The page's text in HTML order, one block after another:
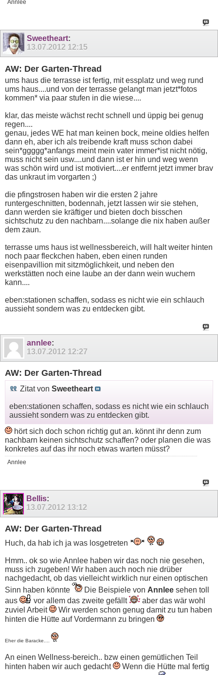
Annlee
Sweetheart:
13.07.2012 12:15
AW: Der Garten-Thread
ums haus die terrasse ist fertig, mit essplatz und weg rund
ums haus....und von der terrasse gelangt man jetzt*fotos
kommen* via paar stufen in die wiese....
klar, das meiste wächst recht schnell und üppig bei genug
regen....
genau, jedes WE hat man keinen bock, meine oldies helfen
dann eh, aber ich als treibende kraft muss schon dabei
sein*ggggg*anfangs meint mein vater immer*ist nicht nötig,
muss nicht sein usw....und dann ist er hin und weg wenn
was schön wird und ist motiviert....er entfernt jetzt immer brav
das unkraut im vorgarten ;)
die pfingstrosen haben wir die ersten 2 jahre
runtergeschnitten, bodennah, jetzt lassen wir sie stehen,
dann werden sie kräftiger und bieten doch bisschen
sichtschutz zu den nachbarn....solange die nix haben außer
dem zaun.
terrasse ums haus ist wellnessbereich, will halt weiter hinten
noch paar fleckchen haben, eben einen runden
eisenpavillion mit sitzmöglichkeit, und neben den
werkstätten noch eine laube an der dann wein wuchern
kann....
eben:stationen schaffen, sodass es nicht wie ein schlauch
aussieht sondern was zu entdecken gibt.
annlee:
13.07.2012 12:27
AW: Der Garten-Thread
Zitat von Sweetheart
eben:stationen schaffen, sodass es nicht wie ein schlauch
aussieht sondern was zu entdecken gibt.
hört sich doch schon richtig gut an. könnt ihr denn zum
nachbarn keinen sichtschutz schaffen? oder planen die was
konkretes auf das ihr noch etwas warten müsst?
Annlee
Bellis:
13.07.2012 13:12
AW: Der Garten-Thread
Huch, da hab ich ja was losgetreten
Hmm.. ok so wie Annlee haben wir das noch nie gesehen,
muss ich zugeben! Wir haben auch noch nie drüber
nachgedacht, ob das vielleicht wirklich nur einen optischen
Sinn haben könnte
Die Beispiele von Annlee sehen toll
aus
vor allem das zweite gefällt
aber das wär wohl
zuviel Arbeit
Wir werden schon genug damit zu tun haben
hinten die Hütte auf Vordermann zu bringen
Eher die Baracke....
An einen Wellness-bereich.. bzw einen gemütlichen Teil
hinten haben wir auch gedacht
Wenn die Hütte mal fertig